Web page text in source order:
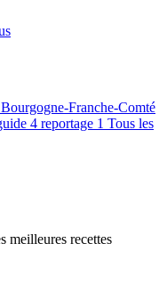
Bourgogne-Franche-Comté
4 reportage 1 Tous les
meilleures recettes